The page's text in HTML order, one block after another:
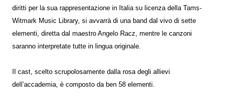
diritti per la sua rappresentazione in Italia su licenza della Tams-
Witmark Music Library, si avvarrà di una band dal vivo di sette
elementi, diretta dal maestro Angelo Racz, mentre le canzoni
saranno interpretate tutte in lingua originale.
Il cast, scelto scrupolosamente dalla rosa degli allievi
dell’accademia, è composto da ben 58 elementi.